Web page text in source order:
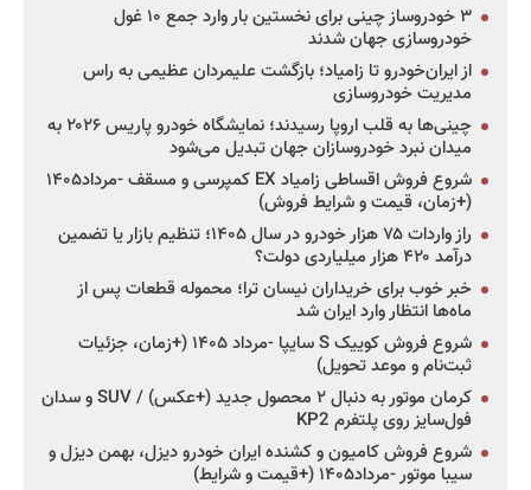
۳ خودروساز چینی برای نخستین بار وارد جمع ۱۰ غول
خودروسازی جهان شدند
از ایران‌خودرو تا زامیاد؛ بازگشت علیمردان عظیمی به راس
مدیریت خودروسازی
چینی‌ها به قلب اروپا رسیدند؛ نمایشگاه خودرو پاریس ۲۰۲۶ به
میدان نبرد خودروسازان جهان تبدیل می‌شود
شروع فروش اقساطی زامیاد EX کمپرسی و مسقف -مرداد۱۴۰۵
(+زمان، قیمت و شرایط فروش)
راز واردات ۷۵ هزار خودرو در سال ۱۴۰۵؛ تنظیم بازار یا تضمین
درآمد ۴۲۰ هزار میلیاردی دولت؟
خبر خوب برای خریداران نیسان ترا؛ محموله قطعات پس از
ماه‌ها انتظار وارد ایران شد
شروع فروش کوییک S سایپا -مرداد ۱۴۰۵ (+زمان، جزئیات
ثبت‌نام و موعد تحویل)
کرمان موتور به دنبال ۲ محصول جدید (+عکس) / SUV و سدان
فول‌سایز روی پلتفرم KP2
شروع فروش کامیون و کشنده ایران خودرو دیزل، بهمن دیزل و
سیبا موتور -مرداد۱۴۰۵ (+قیمت و شرایط)